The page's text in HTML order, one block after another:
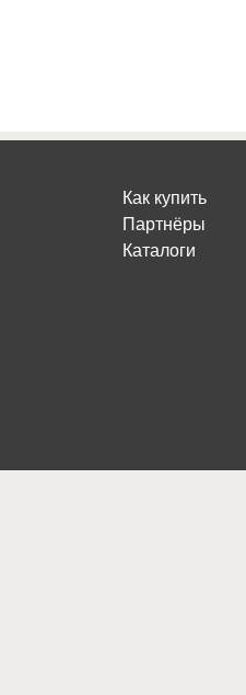
Как купить
Партнёры
Каталоги